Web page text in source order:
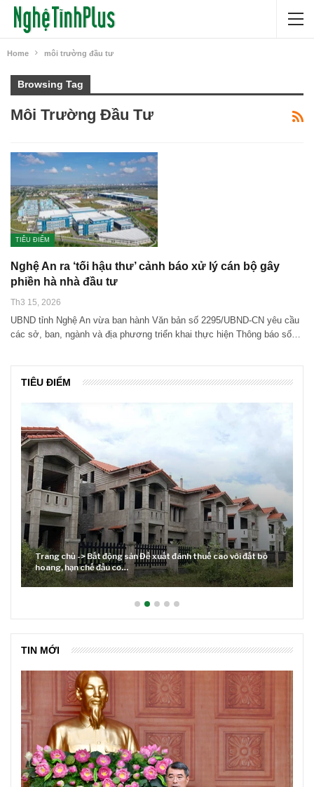
Home môi trường đầu tư
Browsing Tag
Môi Trường Đầu Tư
TIÊU ĐIỂM
Nghệ An ra ‘tối hậu thư’ cảnh báo xử lý cán bộ gây
phiền hà nhà đầu tư
Th3 15, 2026
UBND tỉnh Nghệ An vừa ban hành Văn bản số 2295/UBND-CN yêu cầu
các sở, ban, ngành và địa phương triển khai thực hiện Thông báo số…
TIÊU ĐIỂM
-> Bất động sản Đề xuất đánh thuế cao với đất bỏ
chế đầu cơ…
Lãi suất neo
TIN MỚI